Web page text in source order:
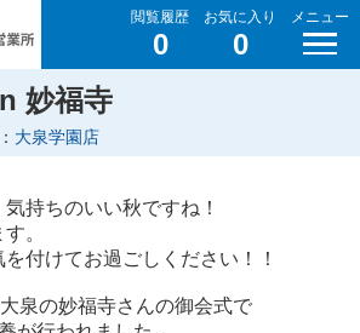
閲覧履歴
0
お気に入り
0
メニュー
妙福寺
大泉学園店
持ちのいい秋ですね！
。
付けてお過ごしください！！
泉の妙福寺さんの御会式で